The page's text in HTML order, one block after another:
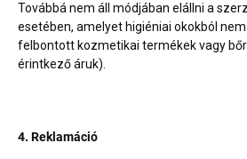
Továbbá nem áll módjában elállni a
esetében, amelyet higiéniai okokból nem
felbontott kozmetikai termékek vagy
érintkező áruk).
4. Reklamáció